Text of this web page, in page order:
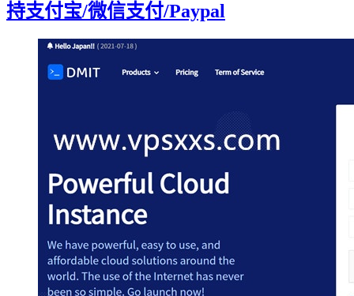
持支付宝/微信支付/Paypal